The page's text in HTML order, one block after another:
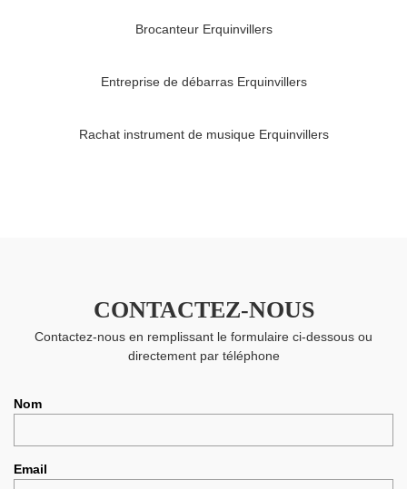
Brocanteur Erquinvillers
Entreprise de débarras Erquinvillers
Rachat instrument de musique Erquinvillers
CONTACTEZ-NOUS
Contactez-nous en remplissant le formulaire ci-dessous ou
directement par téléphone
Nom
Email